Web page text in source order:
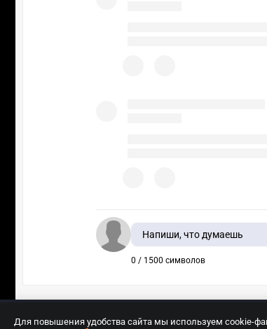
Напиши, что думаешь
0 / 1500 символов
Для повышения удобства сайта мы используем cookie-